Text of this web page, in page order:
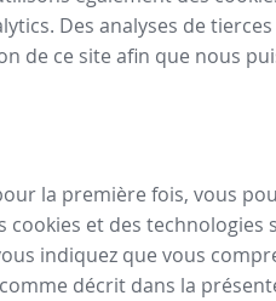
Des analyses de
de ce site afin que nous
la première fois, vous
cookies et des technologies
indiquez que vous
décrit dans la